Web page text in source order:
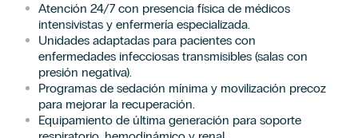
Atención 24/7 con presencia física de médicos
intensivistas y enfermería especializada.
Unidades adaptadas para pacientes con
enfermedades infecciosas transmisibles (salas con
presión negativa).
Programas de sedación mínima y movilización precoz
para mejorar la recuperación.
Equipamiento de última generación para soporte